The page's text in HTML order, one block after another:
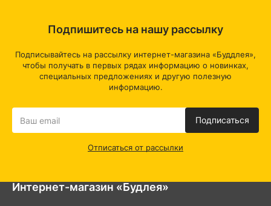
Интернет-магазин «Будлея»
Подпишитесь на нашу рассылку
Подписывайтесь на рассылку интернет-магазина «Буддлея»,
чтобы получать в первых рядах информацию о новинках,
специальных предложениях и другую полезную
информацию.
Подписаться
Отписаться от рассылки